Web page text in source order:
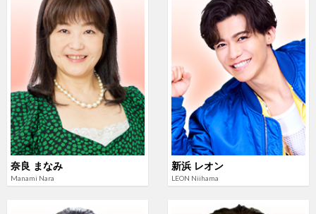
奈良 まなみ
Manami Nara
新浜 レオン
LEON Niihama